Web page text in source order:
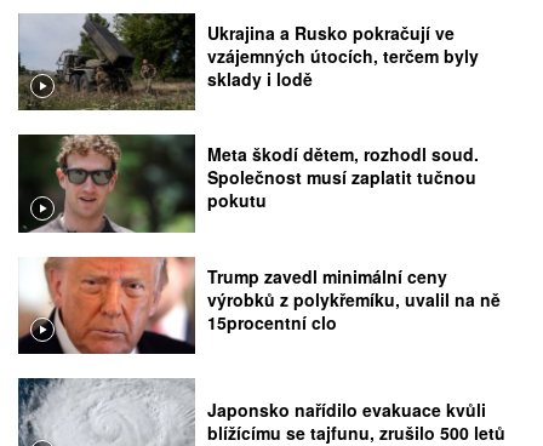
Ukrajina a Rusko pokračují ve
vzájemných útocích, terčem byly
sklady i lodě
Meta škodí dětem, rozhodl soud.
Společnost musí zaplatit tučnou
pokutu
Trump zavedl minimální ceny
výrobků z polykřemíku, uvalil na ně
15procentní clo
Japonsko nařídilo evakuace kvůli
blížícímu se tajfunu, zrušilo 500 letů